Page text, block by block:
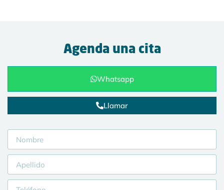
Agenda una cita
Whatsapp
Llamar